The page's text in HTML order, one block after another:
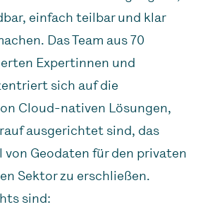
einfach teilbar und klar
Das Team aus 70
Expertinnen und
sich auf die
Cloud-nativen Lösungen,
ausgerichtet sind, das
von Geodaten für den privaten
Sektor zu erschließen.
sind: